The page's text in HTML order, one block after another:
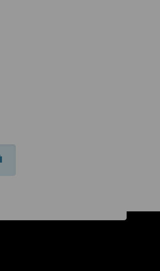
VEJLEDNINGSARTIKLER/SIKKER-